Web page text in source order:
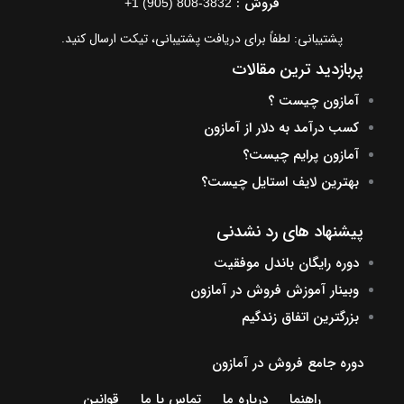
+1 (905) 808-3832
پشتیبانی: لطفاً برای دریافت پشتیبانی، تیکت ارسال کنید.
پربازدید ترین مقالات
آمازون چیست ؟
کسب درآمد به دلار از آمازون
آمازون پرایم چیست؟
بهترین لایف استایل چیست؟
پیشنهاد های رد نشدنی
دوره رایگان باندل موفقیت
وبینار آموزش فروش در آمازون
بزرگترین اتفاق زندگیم
دوره جامع فروش در آمازون